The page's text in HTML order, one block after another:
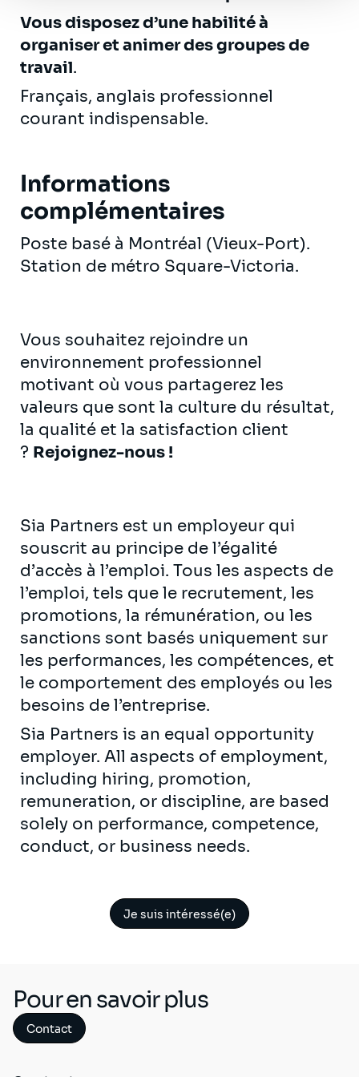
Vous disposez d’une habilité à
organiser et animer des groupes de
travail.
Français, anglais professionnel
courant indispensable.
Informations
complémentaires
Poste basé à Montréal (Vieux-Port).
Station de métro Square-Victoria.
Vous souhaitez rejoindre un
environnement professionnel
motivant où vous partagerez les
valeurs que sont la culture du résultat,
la qualité et la satisfaction client
? Rejoignez-nous !
Sia Partners est un employeur qui
souscrit au principe de l’égalité
d’accès à l’emploi. Tous les aspects de
l’emploi, tels que le recrutement, les
promotions, la rémunération, ou les
sanctions sont basés uniquement sur
les performances, les compétences, et
le comportement des employés ou les
besoins de l’entreprise.
Sia Partners is an equal opportunity
employer. All aspects of employment,
including hiring, promotion,
remuneration, or discipline, are based
solely on performance, competence,
conduct, or business needs.
Je suis intéressé(e)
Pour en savoir plus
Contact